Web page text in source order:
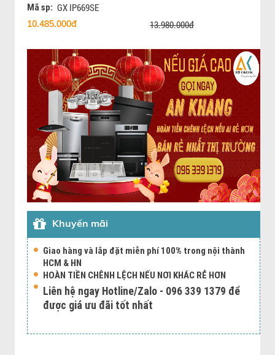
Mã sp: GX IP669SE
10.485.000đ 13.980.000đ
Khuyến mãi
Giao hàng và lắp đặt miễn phí 100% trong nội thành
HCM & HN
HOÀN TIỀN CHÊNH LỆCH NẾU NƠI KHÁC RẺ HƠN
Liên hệ ngay Hotline/Zalo - 096 339 1379 để
được giá ưu đãi tốt nhất